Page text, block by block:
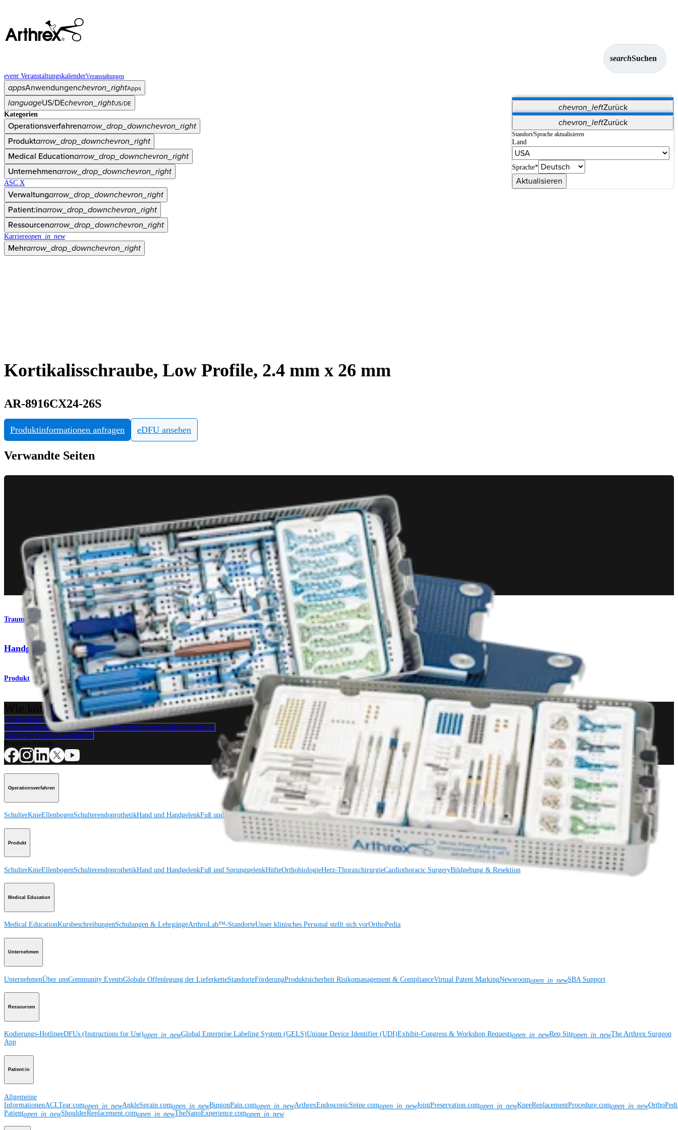
searchSuchen
event VeranstaltungskalenderVeranstaltungen
appsAnwendungenchevron_rightApps
chevron_leftZurück
Vet Systems OrthoPedia Patient
Supplier Portal
Synergy-Bildgebung und -Resektion
languageUS/DEchevron_rightUS/DE
chevron_leftZurück
Standort/Sprache aktualisieren
Land
Sprache*
Aktualisieren
Kategorien
Operationsverfahrenarrow_drop_downchevron_right
Produktarrow_drop_downchevron_right
Medical Educationarrow_drop_downchevron_right
Unternehmenarrow_drop_downchevron_right
ASC X
Verwaltungarrow_drop_downchevron_right
Patient:inarrow_drop_downchevron_right
Ressourcenarrow_drop_downchevron_right
Karriereopen_in_new
Mehrarrow_drop_downchevron_right
Kortikalisschraube, Low Profile, 2.4 mm x 26 mm
AR-8916CX24-26S
Produktinformationen anfragen eDFU ansehen
Verwandte Seiten
Trauma Obere Extremitäten
Handgelenksfrakturensystem aus Titan
Produkt
Wie können wir Ihnen helfen?
Medizinproduktberater:in kontaktieren
Veranstaltungen, Lab-Vorführungen und Schulungsmöglichkeiten ansehen
Unseren Newsletter abonnieren
Operationsverfahren
SchulterKnieEllenbogenSchulterendoprothetikHand und HandgelenkFuß und SprunggelenkTraumaHüfteOrthobiologieCardiothoracic SurgeryWirbelsäule
Produkt
SchulterKnieEllenbogenSchulterendoprothetikHand und HandgelenkFuß und SprunggelenkHüfteOrthobiologieHerz-ThoraxchirurgieCardiothoracic SurgeryBildgebung & Resektion
Medical Education
Medical EducationKursbeschreibungenSchulungen & LehrgängeArthroLab™-StandorteUnser klinisches Personal stellt sich vorOrthoPedia
Unternehmen
UnternehmenÜber unsCommunity EventsGlobale Offenlegung der LieferketteStandorteFörderungProduktsicherheit Risikomanagement & ComplianceVirtual Patent MarkingNewsroomopen_in_newSBA Support
Ressourcen
Kodierungs-HotlineeDFUs (Instructions for Use)open_in_newGlobal Enterprise Labeling System (GELS)Unique Device Identifier (UDI)Exhibit-Congress & Workshop Requestsopen_in_newRep Siteopen_in_newThe Arthrex Surgeon
App
Patient:in
Allgemeine
InformationenACLTear.comopen_in_newAnkleSprain.comopen_in_newBunionPain.comopen_in_newArthrexEndoscopicSpine.comopen_in_newJointPreservation.comopen_in_newKneeReplacementProcedure.comopen_in_new
Patientopen_in_newShoulderReplacement.comopen_in_newTheNanoExperience.comopen_in_new